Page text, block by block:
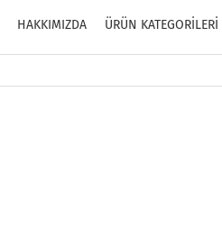
HAKKIMIZDA ÜRÜN KATEGORİLERİ